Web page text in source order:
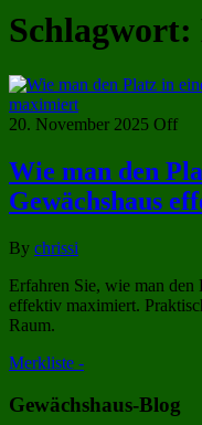
Schlagwort:
20. November 2025 Off
Wie man den
Gewächshaus
By chrissi
Erfahren Sie, wie man den
effektiv maximiert.
Raum.
Merkliste -
Gewächshaus-Blog